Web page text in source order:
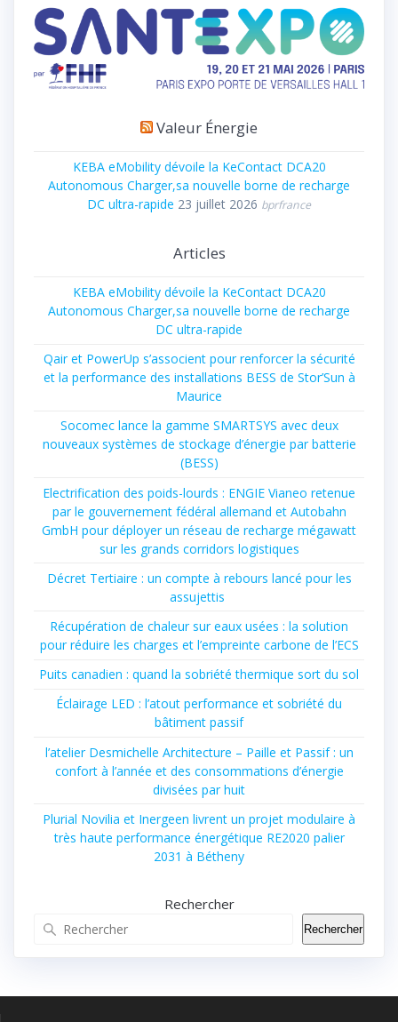
Valeur Énergie
KEBA eMobility dévoile la KeContact DCA20
Autonomous Charger,sa nouvelle borne de recharge
DC ultra-rapide 23 juillet 2026 bprfrance
Articles
KEBA eMobility dévoile la KeContact DCA20
Autonomous Charger,sa nouvelle borne de recharge
DC ultra-rapide
Qair et PowerUp s’associent pour renforcer la sécurité
et la performance des installations BESS de Stor’Sun à
Maurice
Socomec lance la gamme SMARTSYS avec deux
nouveaux systèmes de stockage d’énergie par batterie
(BESS)
Electrification des poids-lourds : ENGIE Vianeo retenue
par le gouvernement fédéral allemand et Autobahn
GmbH pour déployer un réseau de recharge mégawatt
sur les grands corridors logistiques
Décret Tertiaire : un compte à rebours lancé pour les
assujettis
Récupération de chaleur sur eaux usées : la solution
pour réduire les charges et l’empreinte carbone de l’ECS
Puits canadien : quand la sobriété thermique sort du sol
Éclairage LED : l’atout performance et sobriété du
bâtiment passif
l’atelier Desmichelle Architecture – Paille et Passif : un
confort à l’année et des consommations d’énergie
divisées par huit
Plurial Novilia et Inergeen livrent un projet modulaire à
très haute performance énergétique RE2020 palier
2031 à Bétheny
Rechercher
Rechercher